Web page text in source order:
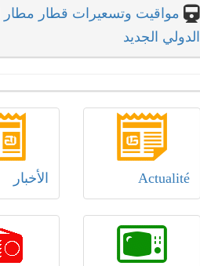
مواقيت وتسعيرات قطار مطار
الدولي الجديد
Actualité الأخبار